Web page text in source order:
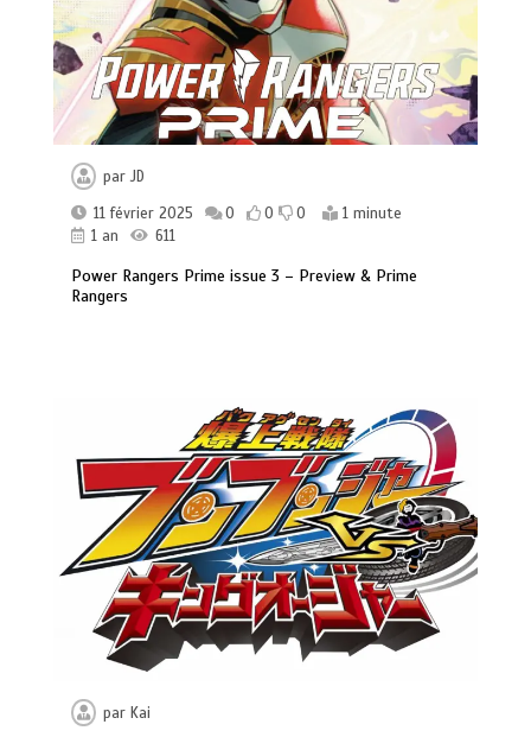
parJD
11 février 2025
0 0 0
1 minute
1 an
611
Power Rangers Prime issue 3 – Preview & Prime
Rangers
par Kai